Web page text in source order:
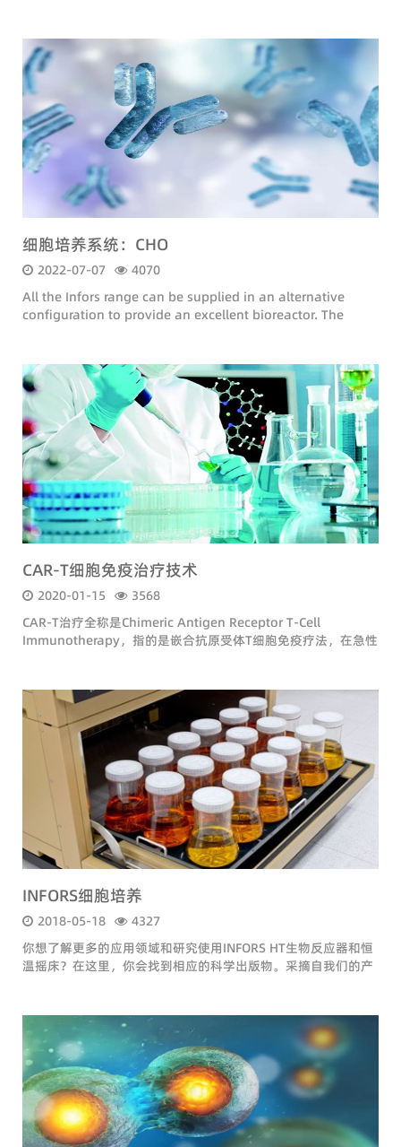
细胞培养系统：CHO
2022-07-07
4070
All the Infors range can be supplied in an alternative
configuration to provide an excellent bioreactor. The
CAR-T细胞免疫治疗技术
2020-01-15
3568
CAR-T治疗全称是Chimeric Antigen Receptor T-Cell
Immunotherapy，指的是嵌合抗原受体T细胞免疫疗法，在急性
INFORS细胞培养
2018-05-18
4327
你想了解更多的应用领域和研究使用INFORS HT生物反应器和恒
温摇床？在这里，你会找到相应的科学出版物。采摘自我们的产